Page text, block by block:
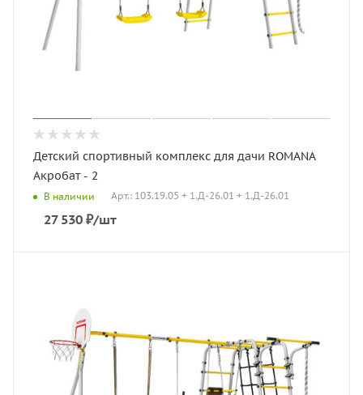
Детский спортивный комплекс для дачи ROMANA
Акробат - 2
В наличии Арт.: 103.19.05 + 1.Д-26.01 + 1.Д-26.01
27 530 ₽/шт